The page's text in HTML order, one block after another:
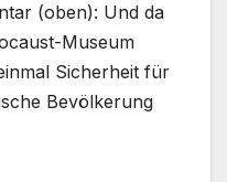
(oben): Und da
Museum
Sicherheit für
Bevölkerung